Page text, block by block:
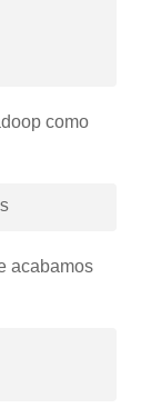
como
acabamos